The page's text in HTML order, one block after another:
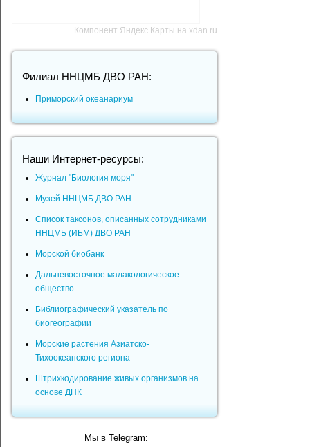
Компонент Яндекс Карты на xdan.ru
Филиал ННЦМБ ДВО РАН:
Приморский океанариум
Наши Интернет-ресурсы:
Журнал "Биология моря"
Музей ННЦМБ ДВО РАН
Список таксонов, описанных сотрудниками
ННЦМБ (ИБМ) ДВО РАН
Морской биобанк
Дальневосточное малакологическое
общество
Библиографический указатель по
биогеографии
Морские растения Азиатско-
Тихоокеанского региона
Штрихкодирование живых организмов на
основе ДНК
Мы в Telegram: